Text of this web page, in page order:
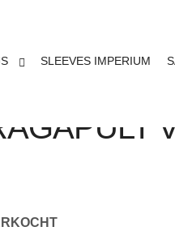
SLEEVES IMPERIUM